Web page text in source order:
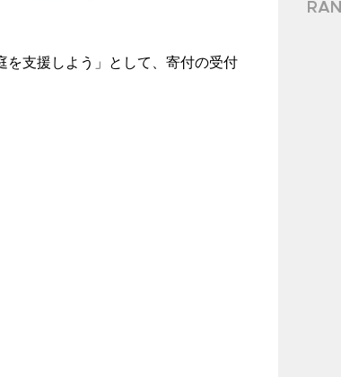
支援しよう」として、寄付の受付